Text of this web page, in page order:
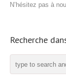
N’hésitez pas à
Recherche